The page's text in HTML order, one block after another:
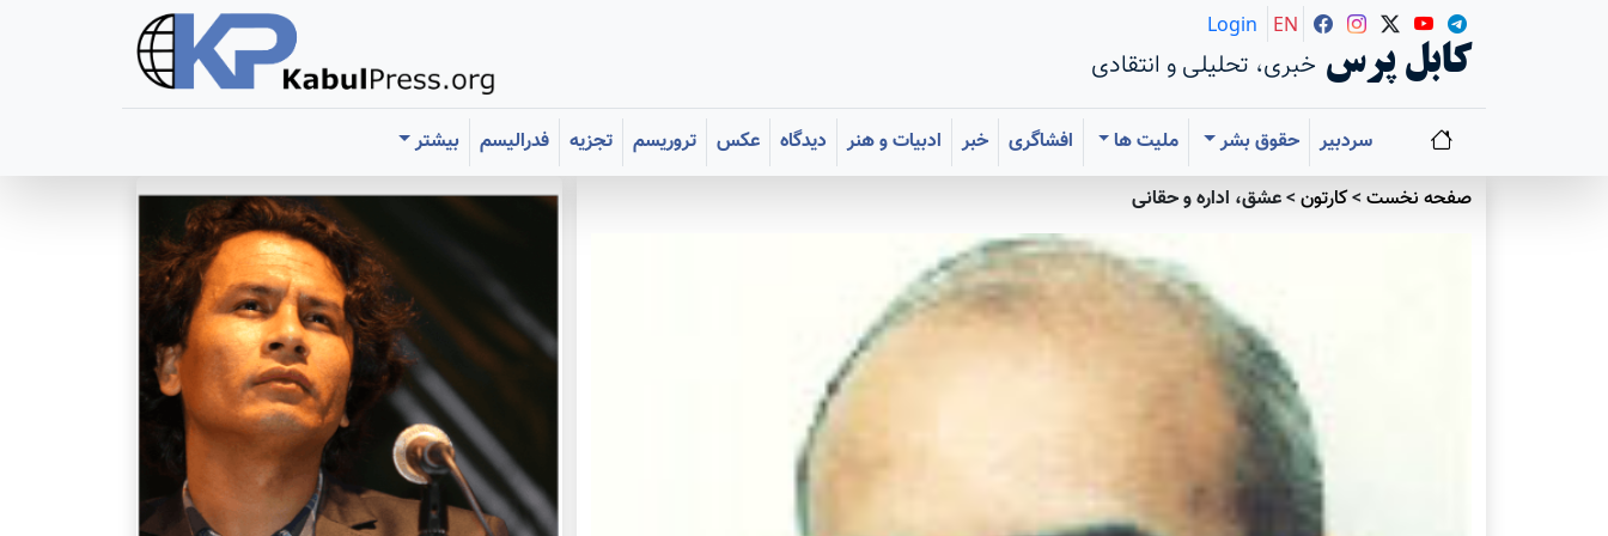
کابل پرس خبری، تحلیلی و انتقادی
Login EN
سردبیر حقوق بشر ملیت ها افشاگری خبر ادبیات و هنر دیدگاه عکس تروریسم تجزیه فدرالیسم
بیشتر
صفحه نخست>کارتون>عشق، اداره و حقانی